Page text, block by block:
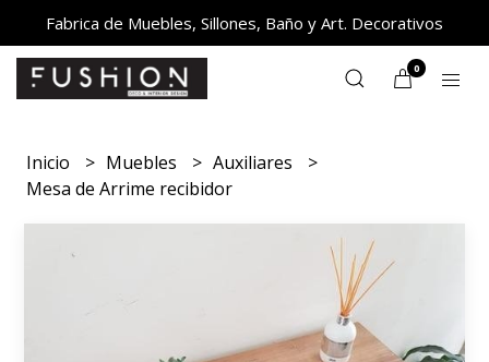
Fabrica de Muebles, Sillones, Baño y Art. Decorativos
0
Inicio Muebles
Auxiliares
Mesa de Arrime recibidor